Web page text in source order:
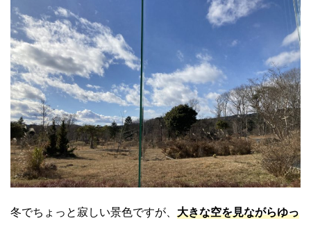
冬でちょっと寂しい景色ですが、 大きな空を見ながらゆっ